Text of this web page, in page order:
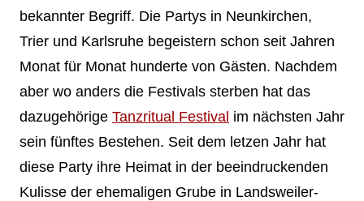
bekannter Begriff. Die Partys in Neunkirchen,
Trier und Karlsruhe begeistern schon seit Jahren
Monat für Monat hunderte von Gästen. Nachdem
aber wo anders die Festivals sterben hat das
dazugehörige Tanzritual Festival im nächsten Jahr
sein fünftes Bestehen. Seit dem letzen Jahr hat
diese Party ihre Heimat in der beeindruckenden
Kulisse der ehemaligen Grube in Landsweiler-